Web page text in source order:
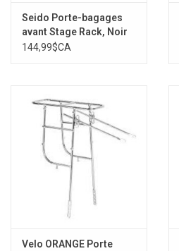
Seido Porte-bagages
avant Stage Rack, Noir
144,99$CA
Velo ORANGE Porte